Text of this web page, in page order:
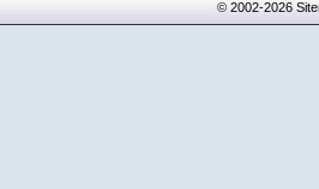
© 2002-2026